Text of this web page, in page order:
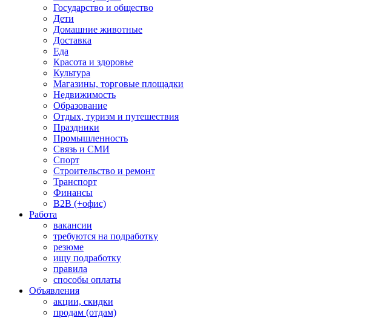
Государство и общество
Дети
Домашние животные
Доставка
Еда
Красота и здоровье
Культура
Магазины, торговые площадки
Недвижимость
Образование
Отдых, туризм и путешествия
Праздники
Промышленность
Связь и СМИ
Спорт
Строительство и ремонт
Транспорт
Финансы
B2B (+офис)
Работа
вакансии
требуются на подработку
резюме
ищу подработку
правила
способы оплаты
Объявления
акции, скидки
продам (отдам)